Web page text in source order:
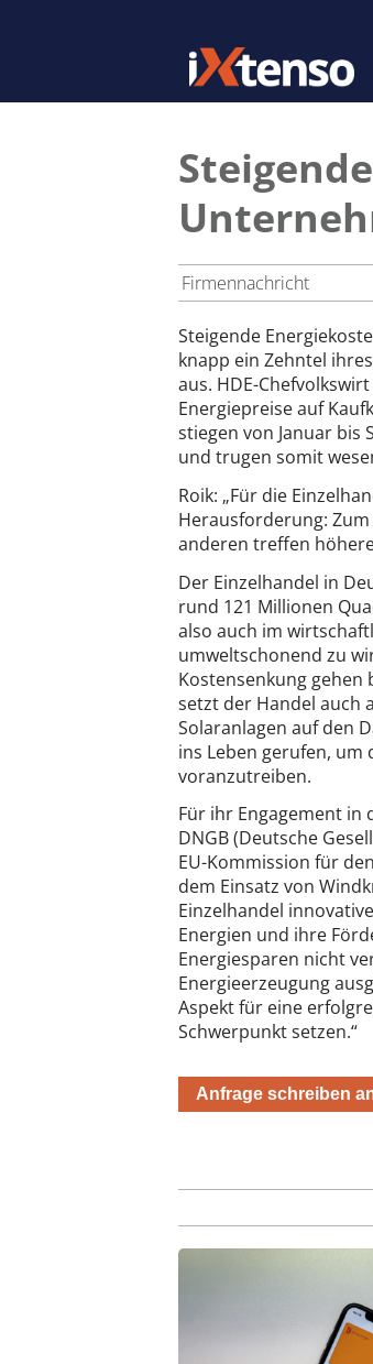
Firmennachricht
Steigende
knapp ein Zehntel
aus. HDE-
Energiepreise auf
stiegen von Januar
und trugen somit
Roik: „Für die
Herausforderung:
anderen treffen
Der Einzelhandel in
rund 121 Millionen
also auch im
umweltschonend zu
Kostensenkung gehen
setzt der Handel auch
Solaranlagen auf den
ins Leben gerufen,
voranzutreiben.
Für ihr Engagement in
DNGB (Deutsche
EU-Kommission für
dem Einsatz von
Einzelhandel
Energien und ihre
Energiesparen nicht
Energieerzeugung
Aspekt für eine
Schwerpunkt setzen.“
Anfrage schreiben